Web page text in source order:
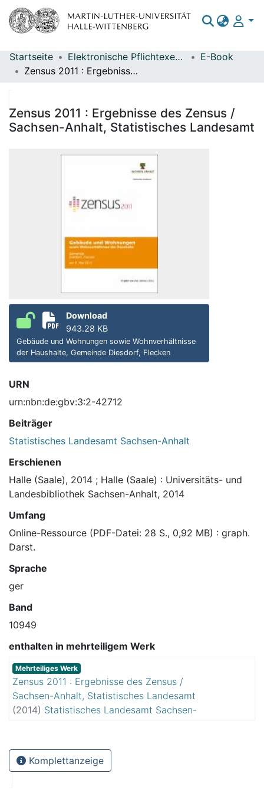
Bereiche & Sammlungen
Statistiken
Startseite Elektronische Pflichtexemplare
E-Book
Zensus 2011 : Ergebnisse des Zensus / Sachsen-Anhalt, Statistisches Landesamt
Zensus 2011 : Ergebnisse des Zensus /
Sachsen-Anhalt, Statistisches Landesamt
Download
943.28 KB
Gebäude und Wohnungen sowie Wohnverhältnisse
der Haushalte, Gemeinde Diesdorf, Flecken
URN
urn:nbn:de:gbv:3:2-42712
Beiträger
Statistisches Landesamt Sachsen-Anhalt
Erschienen
Halle (Saale), 2014 ; Halle (Saale) : Universitäts- und
Landesbibliothek Sachsen-Anhalt, 2014
Umfang
Online-Ressource (PDF-Datei: 28 S., 0,92 MB) : graph.
Darst.
Sprache
ger
Band
10949
enthalten in mehrteiligem Werk
Mehrteiliges Werk
Zensus 2011 : Ergebnisse des Zensus /
Sachsen-Anhalt, Statistisches Landesamt
(2014) Statistisches Landesamt Sachsen-
Komplettanzeige